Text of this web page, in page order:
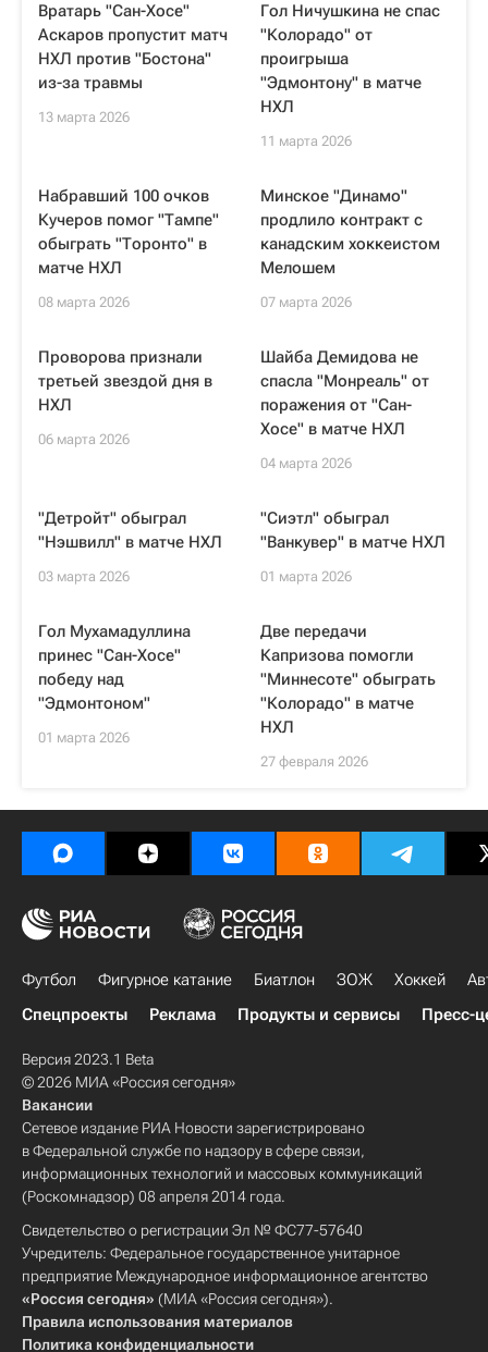
Вратарь "Сан-Хосе"
Аскаров пропустит матч
НХЛ против "Бостона"
из-за травмы
13 марта 2026
Гол Ничушкина не спас
"Колорадо" от
проигрыша
"Эдмонтону" в матче
НХЛ
11 марта 2026
Набравший 100 очков
Кучеров помог "Тампе"
обыграть "Торонто" в
матче НХЛ
08 марта 2026
Минское "Динамо"
продлило контракт с
канадским хоккеистом
Мелошем
07 марта 2026
Проворова признали
третьей звездой дня в
НХЛ
06 марта 2026
Шайба Демидова не
спасла "Монреаль" от
поражения от "Сан-
Хосе" в матче НХЛ
04 марта 2026
"Детройт" обыграл
"Нэшвилл" в матче НХЛ
03 марта 2026
"Сиэтл" обыграл
"Ванкувер" в матче НХЛ
01 марта 2026
Гол Мухамадуллина
принес "Сан-Хосе"
победу над
"Эдмонтоном"
01 марта 2026
Две передачи
Капризова помогли
"Миннесоте" обыграть
"Колорадо" в матче
НХЛ
27 февраля 2026
Футбол Фигурное катание Биатлон ЗОЖ Хоккей
Спецпроекты
Реклама Продукты и сервисы Пресс-
Версия 2023.1 Beta
© 2026 МИА «Россия сегодня»
Вакансии
Сетевое издание РИА Новости зарегистрировано
в Федеральной службе по надзору в сфере связи,
информационных технологий и массовых коммуникаций
(Роскомнадзор) 08 апреля 2014 года.
Свидетельство о регистрации Эл № ФС77-57640
Учредитель: Федеральное государственное унитарное
предприятие Международное информационное агентство
«Россия сегодня» (МИА «Россия сегодня»).
Правила использования материалов
Политика конфиденциальности